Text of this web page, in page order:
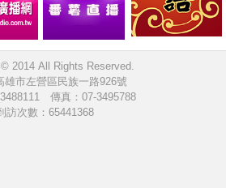
2014 All Rights Reserved.
雄市左營區民族一路926號
傳真：07-3495788
訪次數：65441368